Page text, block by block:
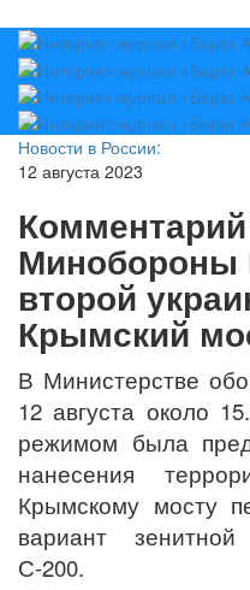
Новости в России:
12 августа 2023
Минобороны
второй
Крымский
В Министерстве
12 августа около
режимом была
нанесения
Крымскому мосту
вариант
С-200.